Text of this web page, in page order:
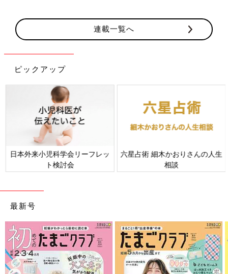
連載一覧へ
ピックアップ
日本外来小児科学会リーフレッ
ト検討会
六星占術 細木かおりさんの人生
相談
最新号